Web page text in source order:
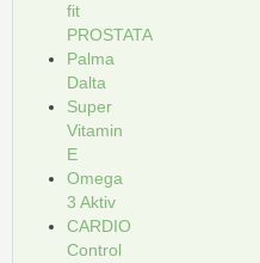
fit
PROSTATA
Palma
Dalta
Super
Vitamin
E
Omega
3 Aktiv
CARDIO
Control